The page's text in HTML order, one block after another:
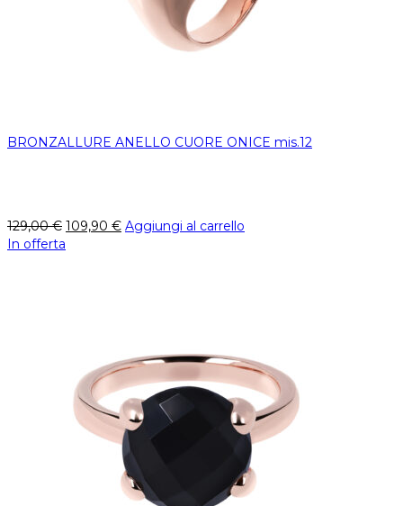
BRONZALLURE ANELLO CUORE ONICE mis.12
129,00€ 109,90 € Aggiungi al carrello
In offerta